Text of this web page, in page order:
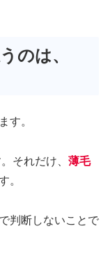
のは、
す。
それだけ、 薄毛
。
判断しないことで